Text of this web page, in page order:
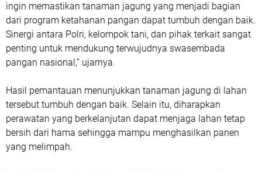
ingin memastikan tanaman jagung yang menjadi bagian
dari program ketahanan pangan dapat tumbuh dengan baik.
Sinergi antara Polri, kelompok tani, dan pihak terkait sangat
penting untuk mendukung terwujudnya swasembada
pangan nasional,” ujarnya.
Hasil pemantauan menunjukkan tanaman jagung di lahan
tersebut tumbuh dengan baik. Selain itu, diharapkan
perawatan yang berkelanjutan dapat menjaga lahan tetap
bersih dari hama sehingga mampu menghasilkan panen
yang melimpah.